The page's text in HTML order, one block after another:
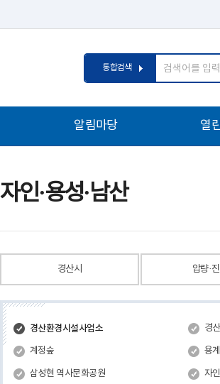
통합검색
합
색
력
알림마당 열
자인·용성·남산
경산시 압량·
경산환경시설사업소 경
계정숲 용
삼성현 역사문화공원 자